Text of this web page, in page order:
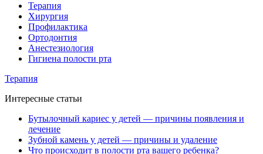
Терапия
Хирургия
Профилактика
Ортодонтия
Анестезиология
Гигиена полости рта
Терапия
Интересные статьи
Бутылочный кариес у детей — причины появления и
лечение
Зубной камень у детей — причины и удаление
Что происходит в полости рта вашего ребенка?